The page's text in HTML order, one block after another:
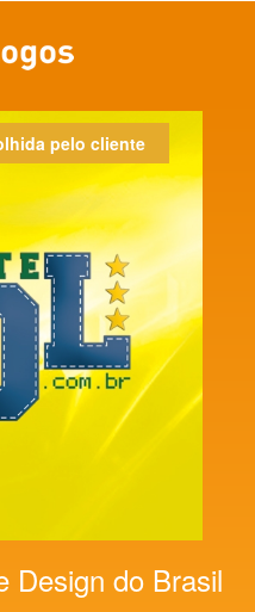
pelo cliente
Design do Brasil